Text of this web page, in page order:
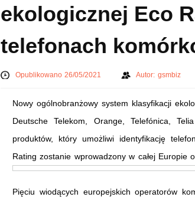
ekologicznej Eco
telefonach
Opublikowano 26/05/2021 Autor: gsmbiz
Nowy ogólnobranżowy system klasyfikacji
Deutsche Telekom, Orange, Telefónica,
produktów, który umożliwi identyfikację
Rating zostanie wprowadzony w całej Europie
Pięciu wiodących europejskich operatorów